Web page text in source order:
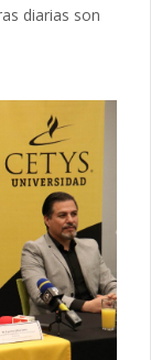
diarias son